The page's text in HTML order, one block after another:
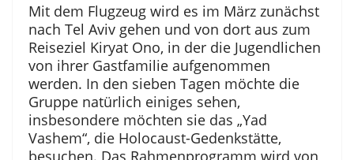
Mit dem Flugzeug wird es im März zunächst
nach Tel Aviv gehen und von dort aus zum
Reiseziel Kiryat Ono, in der die Jugendlichen
von ihrer Gastfamilie aufgenommen
werden. In den sieben Tagen möchte die
Gruppe natürlich einiges sehen,
insbesondere möchten sie das „Yad
Vashem“, die Holocaust-Gedenkstätte,
besuchen. Das Rahmenprogramm wird von